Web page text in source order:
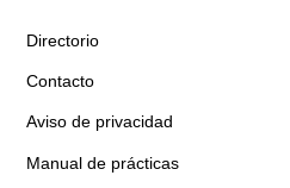
Directorio
Contacto
Aviso de privacidad
Manual de prácticas